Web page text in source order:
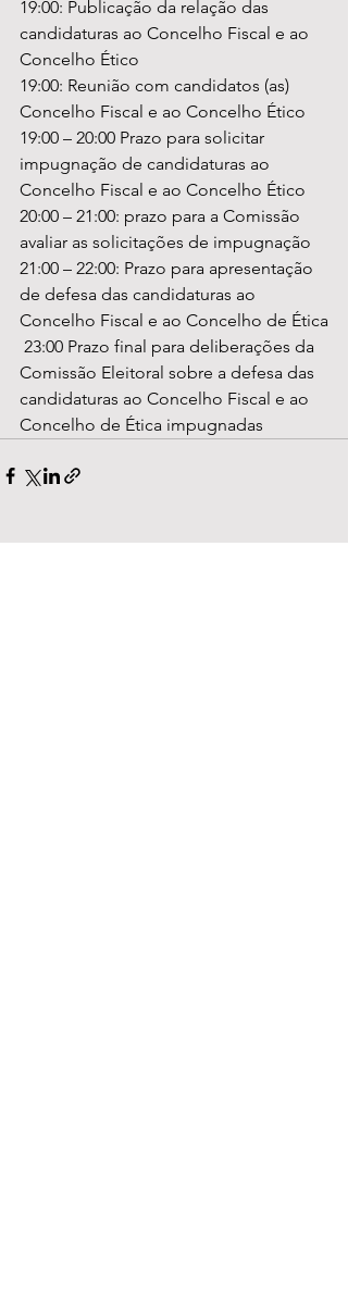
19:00: Publicação da relação das
candidaturas ao Concelho Fiscal e ao
Concelho Ético
19:00: Reunião com candidatos (as)
Concelho Fiscal e ao Concelho Ético
19:00 – 20:00 Prazo para solicitar
impugnação de candidaturas ao
Concelho Fiscal e ao Concelho Ético
20:00 – 21:00: prazo para a Comissão
avaliar as solicitações de impugnação
21:00 – 22:00: Prazo para apresentação
de defesa das candidaturas ao
Concelho Fiscal e ao Concelho de Ética
Comissão Eleitoral sobre a defesa das
candidaturas ao Concelho Fiscal e ao
Concelho de Ética impugnadas